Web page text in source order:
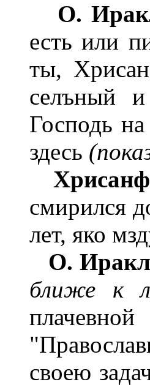
О.
есть или
ты,
селъный
Господь
здесь
смирился
лет, яко
О.
ближе к
своею